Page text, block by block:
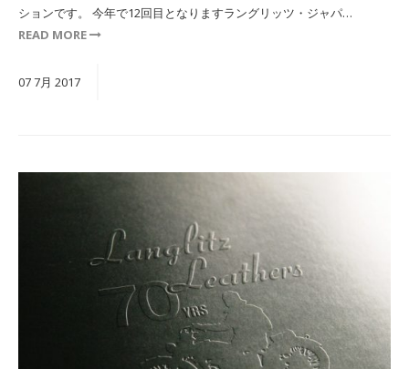
ションです。 今年で12回目となりますラングリッツ・ジャパ…
READ MORE
077月 2017